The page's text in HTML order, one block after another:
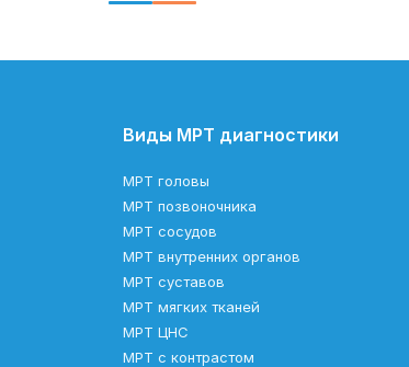
Виды МРТ диагностики
МРТ головы
МРТ позвоночника
МРТ сосудов
МРТ внутренних органов
МРТ суставов
МРТ мягких тканей
МРТ ЦНС
МРТ с контрастом